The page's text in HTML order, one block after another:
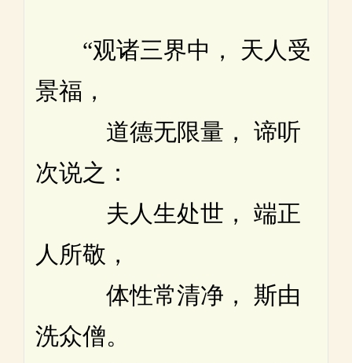
“观诸三界中， 天人受
景福，
道德无限量， 谛听
次说之：
夫人生处世， 端正
人所敬，
体性常清净， 斯由
洗众僧。